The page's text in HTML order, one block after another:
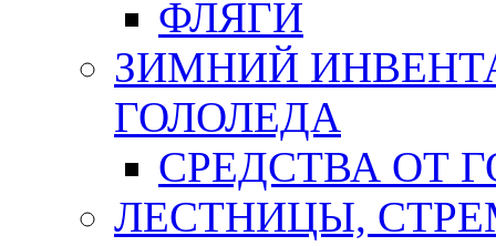
ФЛЯГИ
ЗИМНИЙ
ГОЛОЛЕДА
СРЕДСТВА ОТ
ЛЕСТНИЦЫ,